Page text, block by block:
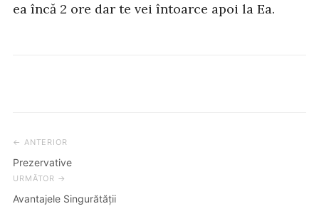
ea încă 2 ore dar te vei întoarce apoi la Ea.
Post
navigation
← ANTERIOR
Prezervative
URMĂTOR →
Avantajele Singurătății